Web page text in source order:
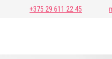
+375 29 611 22 45